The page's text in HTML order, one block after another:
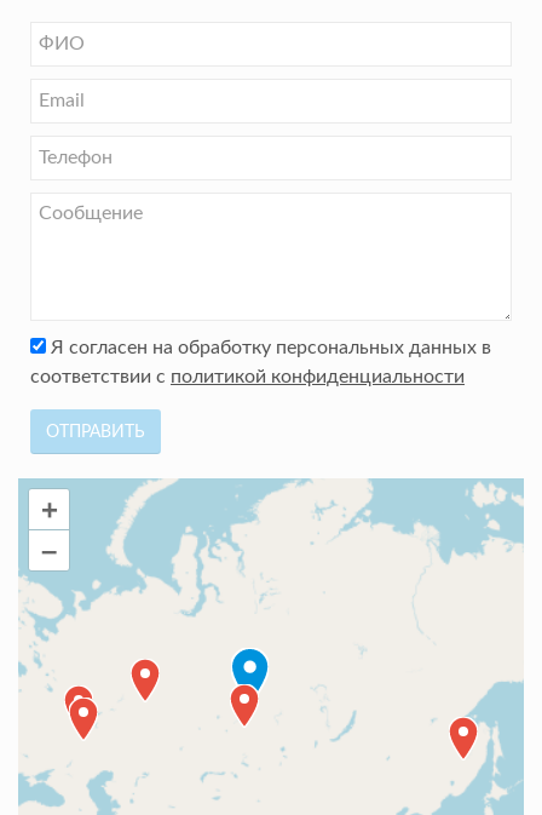
Я согласен на обработку персональных данных в
соответствии с политикой конфиденциальности
ОТПРАВИТЬ
+
–